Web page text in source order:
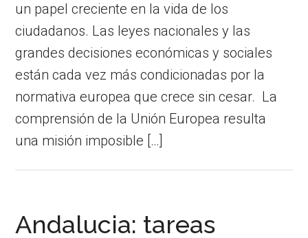
un papel creciente en la vida de los
ciudadanos. Las leyes nacionales y las
grandes decisiones económicas y sociales
están cada vez más condicionadas por la
normativa europea que crece sin cesar. La
comprensión de la Unión Europea resulta
una misión imposible […]
Andalucia: tareas